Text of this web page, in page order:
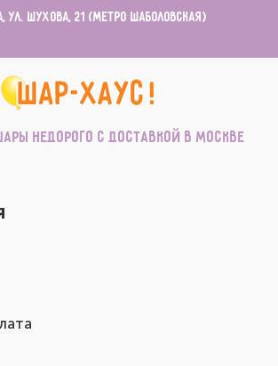
ул. Шухова, 21 (метро Шаболовская)
недорого с доставкой в Москве